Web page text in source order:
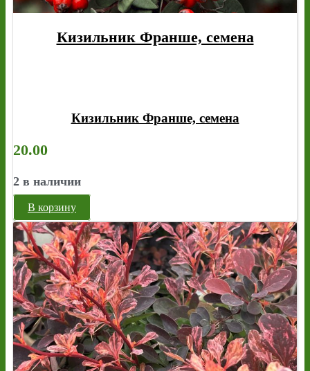
Кизильник Франше, семена
Кизильник Франше, семена
20.00
2 в наличии
В корзину